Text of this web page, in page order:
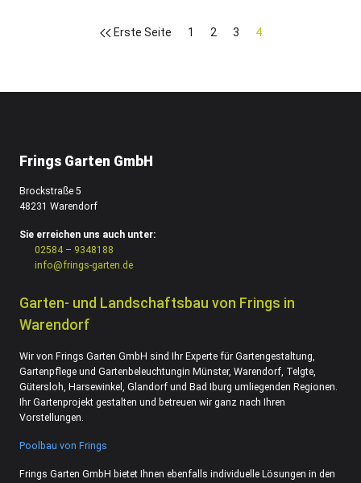
Erste Seite 1 2 3 4
Frings Garten GmbH
Brockstraße 5
48231 Warendorf
Sie erreichen uns auch unter:
02584 – 9348188
info@frings-garten.de
Garten- und Landschaftsbau von Frings in
Warendorf
Wir von Frings Garten GmbH sind Ihr Experte für Gartengestaltung,
Gartenpflege und Gartenbeleuchtungin Münster, Warendorf, Telgte,
Gütersloh, Harsewinkel, Glandorf und Bad Iburg umliegenden Regionen.
Ihr Gartenprojekt gestalten und betreuen wir ganz nach Ihren
Vorstellungen.
Poolbau von Frings
Frings Garten GmbH bietet Ihnen ebenfalls individuelle Lösungen in den